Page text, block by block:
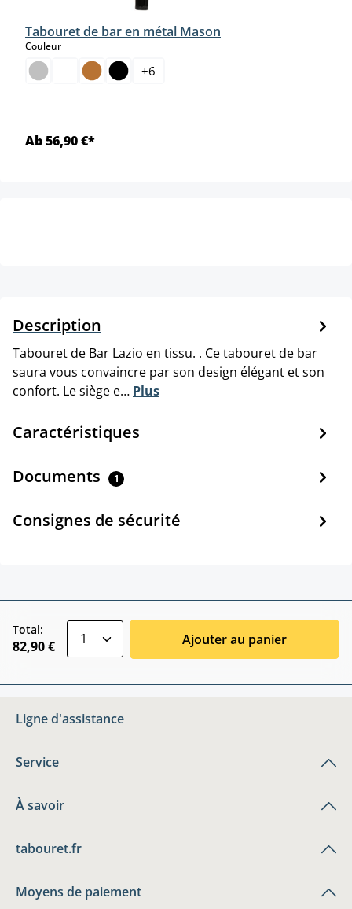
Tabouret de bar en métal Mason
Couleurselect
+6
Ab 56,90 €*
Description
Tabouret de Bar Lazio en tissu. . Ce tabouret de bar
saura vous convaincre par son design élégant et son
confort. Le siège e… Plus
Caractéristiques
Documents 1
Consignes de sécurité
Total:
82,90 € Ajouter au panier
Ligne d'assistance
Service
À savoir
tabouret.fr
Moyens de paiement